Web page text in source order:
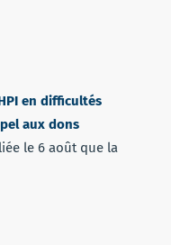
en difficultés
aux dons
le 6 août que la